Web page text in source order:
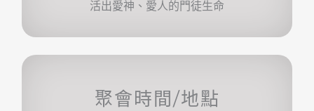
活出愛神、愛人的門徒生命
聚會時間/地點